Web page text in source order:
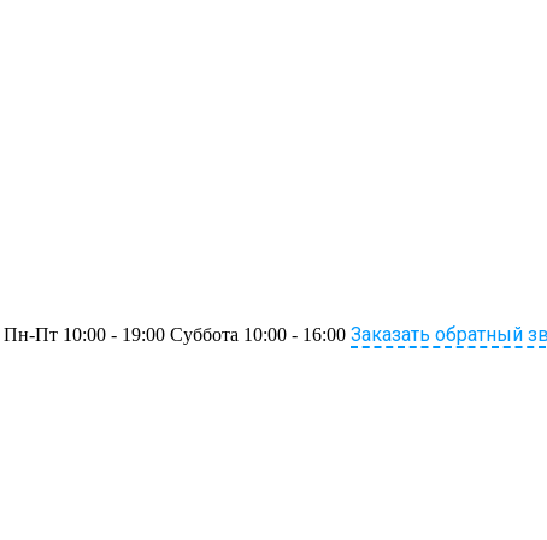
Пн-Пт 10:00 - 19:00 Суббота 10:00 - 16:00 Заказать обратный